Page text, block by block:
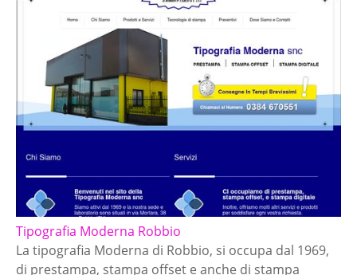
Tipografia Moderna Robbio
La tipografia Moderna di Robbio, si occupa dal 1969,
di prestampa, stampa offset e anche di stampa